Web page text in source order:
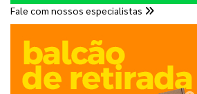
Fale com nossos especialistas